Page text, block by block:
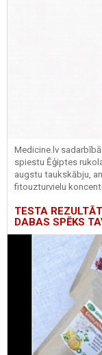
Medicine.lv
spiestu Ēģiptes
augstu taukskābju,
fitouzturvielu
TESTA
DABAS SPĒKS